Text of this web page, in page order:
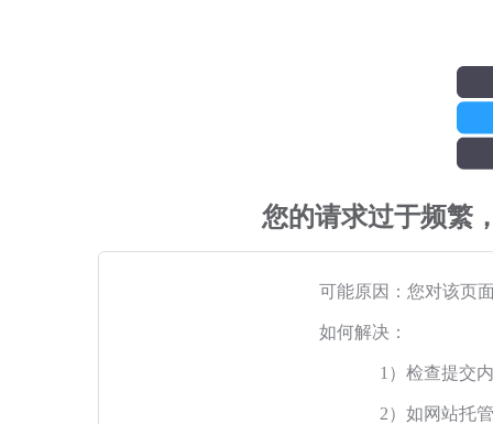
您的请求过于频繁
可能原因：您对该页
如何解决：
1）检查提交
2）如网站托